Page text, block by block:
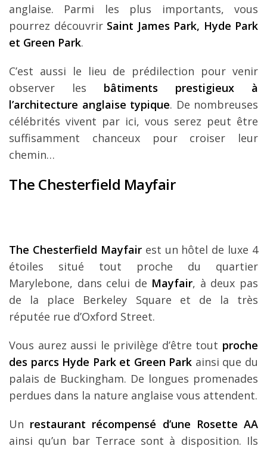
anglaise. Parmi les plus importants, vous
pourrez découvrir Saint James Park, Hyde Park
et Green Park.
C’est aussi le lieu de prédilection pour venir
observer les bâtiments prestigieux à
l’architecture anglaise typique. De nombreuses
célébrités vivent par ici, vous serez peut être
suffisamment chanceux pour croiser leur
chemin…
The Chesterfield Mayfair
The Chesterfield Mayfairest un hôtel de luxe 4
étoiles situé tout proche du quartier
Marylebone, dans celui de Mayfair, à deux pas
de la place Berkeley Square et de la très
réputée rue d’Oxford Street.
Vous aurez aussi le privilège d’être tout proche
des parcs Hyde Park et Green Park ainsi que du
palais de Buckingham. De longues promenades
perdues dans la nature anglaise vous attendent.
Un restaurant récompensé d’une Rosette AA
ainsi qu’un bar Terrace sont à disposition. Ils